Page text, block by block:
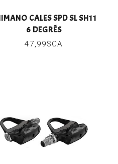
CALES SPD SL SH11
6 DEGRÉS
47,99$CA